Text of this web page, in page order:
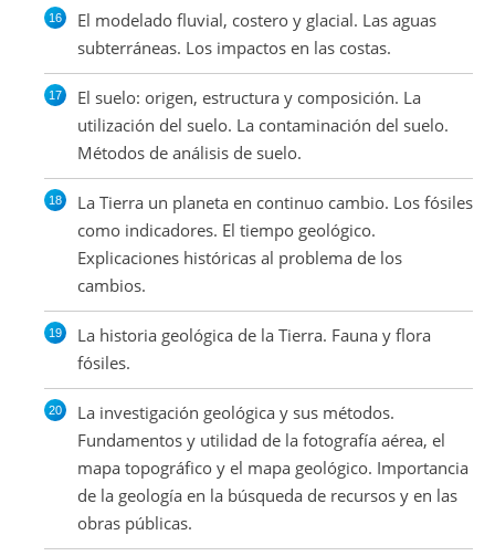
El modelado fluvial, costero y glacial. Las aguas
subterráneas. Los impactos en las costas.
El suelo: origen, estructura y composición. La
utilización del suelo. La contaminación del suelo.
Métodos de análisis de suelo.
La Tierra un planeta en continuo cambio. Los fósiles
como indicadores. El tiempo geológico.
Explicaciones históricas al problema de los
cambios.
La historia geológica de la Tierra. Fauna y flora
fósiles.
La investigación geológica y sus métodos.
Fundamentos y utilidad de la fotografía aérea, el
mapa topográfico y el mapa geológico. Importancia
de la geología en la búsqueda de recursos y en las
obras públicas.